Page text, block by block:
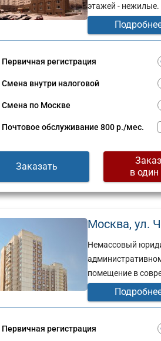
этажей -
Первичная регистрация
Смена внутри налоговой
Смена по Москве
Почтовое обслуживание 800 р./мес.
Заказать
в один
Москва, ул.
Немассовый
помещение в
Первичная регистрация